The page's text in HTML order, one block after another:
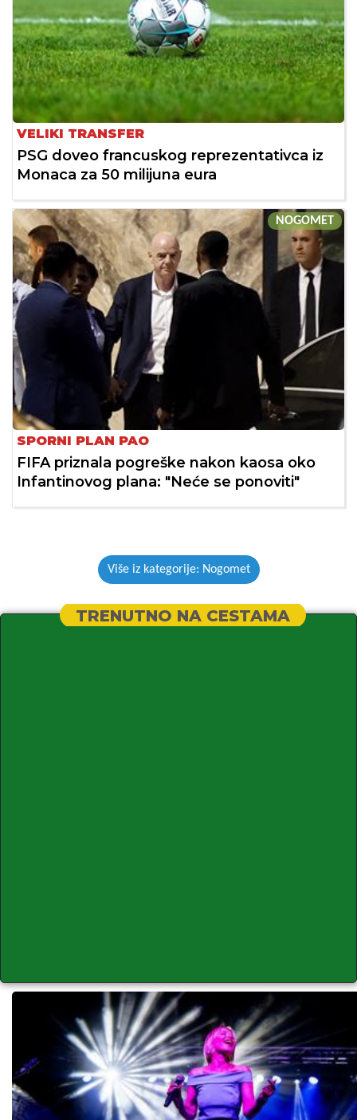
VELIKI TRANSFER
PSG doveo francuskog reprezentativca iz
Monaca za 50 milijuna eura
NOGOMET
SPORNI PLAN PAO
FIFA priznala pogreške nakon kaosa oko
Infantinovog plana: "Neće se ponoviti"
Više iz kategorije: Nogomet
TRENUTNO NA CESTAMA